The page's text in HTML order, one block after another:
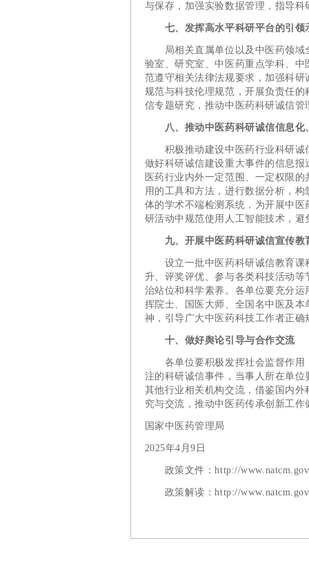
与保存，加强实验数据管理，指导
七、发挥高水平科研平台的引领
局相关直属单位以及中医药领域
验室、研究室、中医药重点学科、
范遵守相关法律法规要求，加强科
规范与科技伦理规范，开展负责任
信专题研究，推动中医药科研诚信
八、推动中医药科研诚信信息化
积极推动建设中医药行业科研诚
做好科研诚信建设重大事件的信息
医药行业内外一定范围、一定权限
用的工具和方法，进行数据分析，
体的学术不端检测系统，为开展中
研活动中规范使用人工智能技术，
九、开展中医药科研诚信宣传教
设立一批中医药科研诚信教育课
升、评奖评优、参与各类科技活动
治站位和科学素养。各单位要充分
挥院士、国医大师、全国名中医及
神，引导广大中医药科技工作者正确
十、做好舆论引导与合作交流
各单位要积极发挥社会监督作用
注的科研诚信事件，当事人所在单
其他行业相关机构交流，借鉴国内
究与交流，推动中医药传承创新工作
国家中医药管理局
2025年4月9日
政策文件：http://
政策解读：http://